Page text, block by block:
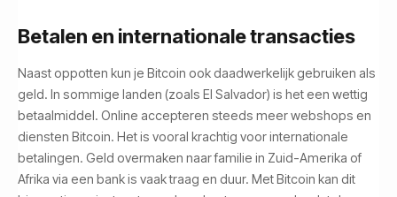
Betalen en internationale transacties
Naast oppotten kun je Bitcoin ook daadwerkelijk gebruiken als
geld. In sommige landen (zoals El Salvador) is het een wettig
betaalmiddel. Online accepteren steeds meer webshops en
diensten Bitcoin. Het is vooral krachtig voor internationale
betalingen. Geld overmaken naar familie in Zuid-Amerika of
Afrika via een bank is vaak traag en duur. Met Bitcoin kan dit